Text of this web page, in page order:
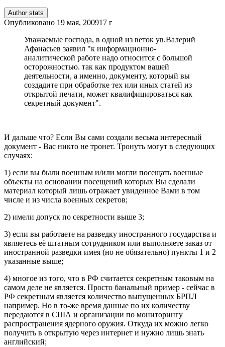
Author stats
Опубликовано 19 мая, 200917 г
Уважаемые господа, в одной из веток ув.Валерий
Афанасьев заявил "к информационно-
аналитической работе надо относится с большой
осторожностью. так как продуктом вашей
деятельности, а именно, документу, который вы
создадите при обработке тех или иных статей из
открытой печати, может квалифицироваться как
секретный документ".
И дальше что? Если Вы сами создали весьма интересный
документ - Вас никто не тронет. Тронуть могут в следующих
случаях:
1) если вы были военным и/или могли посещать военные
объекты на основании посещений которых Вы сделали
материал который лишь отражает увиденное Вами в том
числе и из числа военных секретов;
2) имели допуск по секретности выше 3;
3) если вы работаете на разведку иностранного государства и
являетесь её штатным сотрудником или выполняете заказ от
иностранной разведки имея (но не обязательно) пункты 1 и 2
указанные выше;
4) многое из того, что в РФ считается секретным таковым на
самом деле не является. Просто банальный пример - сейчас в
РФ секретным является количество выпущенных БРПЛ
например. Но в то-же время данные по их количеству
передаются в США и организации по мониторингу
распространения ядерного оружия. Откуда их можно легко
получить в открытую через интернет и нужно лишь знать
английский;